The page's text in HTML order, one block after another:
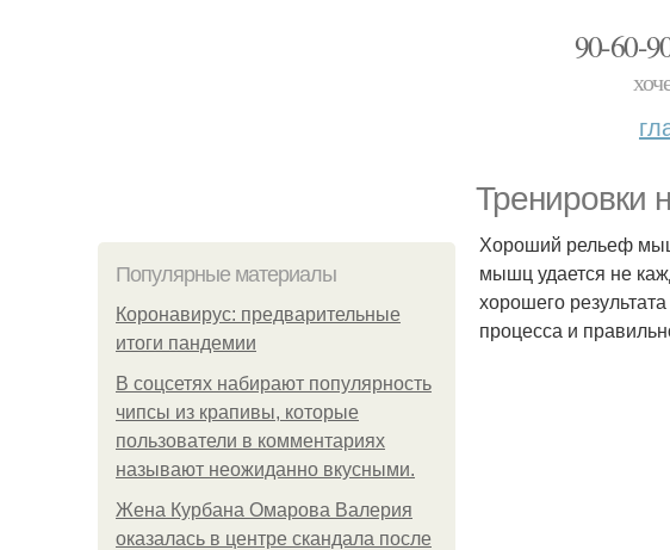
90-
Тренировки
Популярные материалы
Коронавирус: предварительные
итоги пандемии
В соцсетях набирают популярность
чипсы из крапивы, которые
пользователи в комментариях
называют неожиданно вкусными.
Жена Курбана Омарова Валерия
оказалась в центре скандала после
Хороший рельеф
мышц удается не
хорошего
процесса и